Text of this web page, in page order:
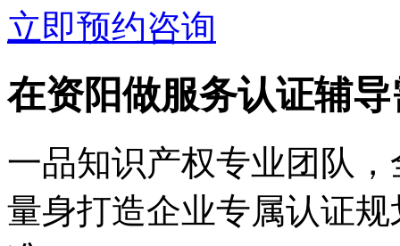
立即预约咨询
在资阳做服务认证辅
一品知识产权专业团队
量身打造企业专属认证